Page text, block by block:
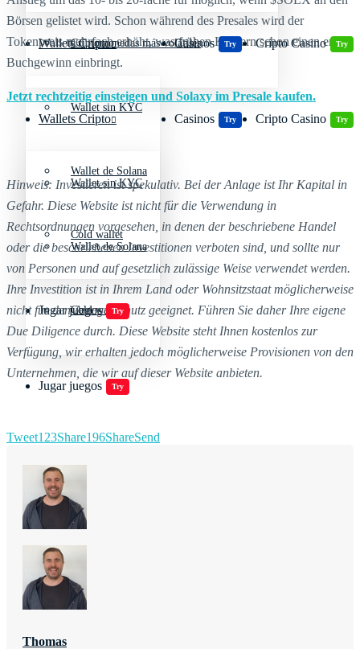
Wallets Cripto
Wallet sin KYC
Wallet de Solana
Cold wallet
Casinos Try Cripto Casino Try
Jugar juegos Try
Criptomonedas más volátiles
Wallets Cripto
Wallet sin KYC
Wallet de Solana
Cold wallet
Casinos Try Cripto Casino Try
Jugar juegos Try
Börsen gelistet wird. Schon während des Presales wird der
Tokenpreis mehrfach erhöht, was frühen Käufern schon einen ersten
Buchgewinn einbringt.
Jetzt rechtzeitig einsteigen und Solaxy im Presale kaufen.
Hinweis: Investieren ist spekulativ. Bei der Anlage ist Ihr Kapital in
Gefahr. Diese Website ist nicht für die Verwendung in
Rechtsordnungen vorgesehen, in denen der beschriebene Handel
oder die beschriebenen Investitionen verboten sind, und sollte nur
von Personen und auf gesetzlich zulässige Weise verwendet werden.
Ihre Investition ist in Ihrem Land oder Wohnsitzstaat möglicherweise
nicht für den Anlegerschutz geeignet. Führen Sie daher Ihre eigene
Due Diligence durch. Diese Website steht Ihnen kostenlos zur
Verfügung, wir erhalten jedoch möglicherweise Provisionen von den
Unternehmen, die wir auf dieser Website anbieten.
Tweet123Share196ShareSend
Thomas